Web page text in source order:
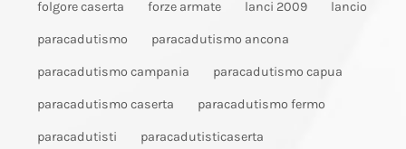
folgore caserta forze armate lanci 2009 lancio
paracadutismo paracadutismo ancona
paracadutismo campania paracadutismo capua
paracadutismo caserta paracadutismo fermo
paracadutisti paracadutisticaserta